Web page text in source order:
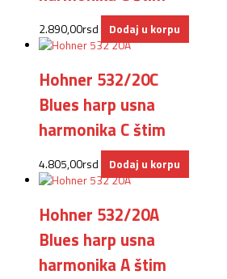
2.890,00rsd Dodaj u korpu
Hohner 532/20C
Blues harp usna
harmonika C štim
4.805,00rsd Dodaj u korpu
Hohner 532/20A
Blues harp usna
harmonika A štim